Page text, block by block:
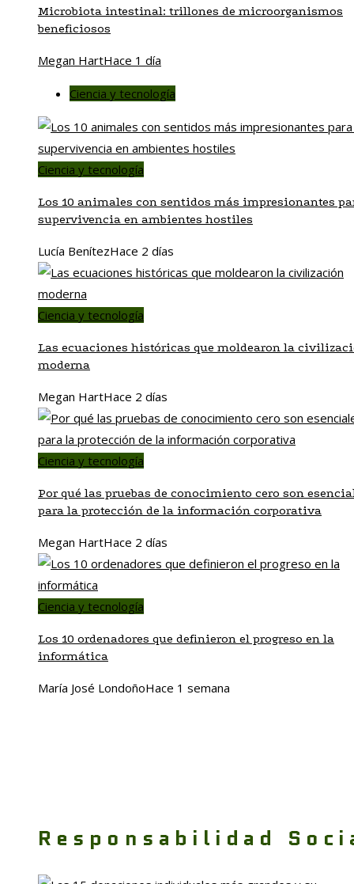
Microbiota intestinal: trillones de microorganismos
beneficiosos
Megan HartHace 1 día
Ciencia y tecnología
Ciencia y tecnología
Los 10 animales con sentidos más impresionantes
supervivencia en ambientes hostiles
Lucía BenítezHace 2 días
Ciencia y tecnología
Las ecuaciones históricas que moldearon la
moderna
Megan HartHace 2 días
Ciencia y tecnología
Por qué las pruebas de conocimiento cero son
para la protección de la información corporativa
Megan HartHace 2 días
Ciencia y tecnología
Los 10 ordenadores que definieron el progreso en la
informática
María José LondoñoHace 1 semana
Responsabilidad